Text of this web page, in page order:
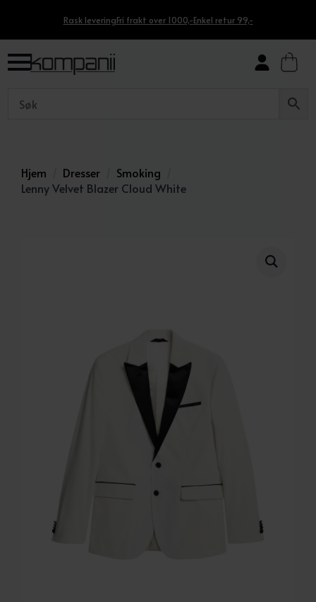
Rask leveringFri frakt over 1000,-Enkel retur 99,-
Hjem Dresser
Smoking
Lenny Velvet Blazer Cloud White